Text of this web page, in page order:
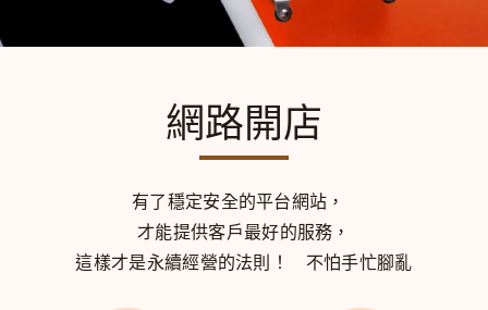
網路開店
有了穩定安全的平台網站，
才能提供客戶最好的服務，
這樣才是永續經營的法則！
不怕手忙腳亂